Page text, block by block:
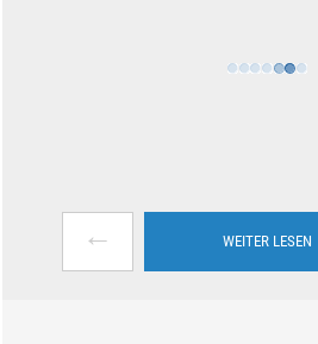
← WEITER LESEN